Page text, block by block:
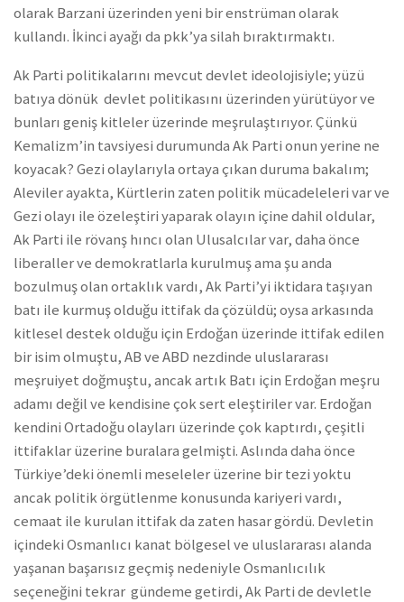
olarak Barzani üzerinden yeni bir enstrüman olarak
kullandı. İkinci ayağı da pkk’ya silah bıraktırmaktı.
Ak Parti politikalarını mevcut devlet ideolojisiyle; yüzü
batıya dönük devlet politikasını üzerinden yürütüyor ve
bunları geniş kitleler üzerinde meşrulaştırıyor. Çünkü
Kemalizm’in tavsiyesi durumunda Ak Parti onun yerine ne
koyacak? Gezi olaylarıyla ortaya çıkan duruma bakalım;
Aleviler ayakta, Kürtlerin zaten politik mücadeleleri var ve
Gezi olayı ile özeleştiri yaparak olayın içine dahil oldular,
Ak Parti ile rövanş hıncı olan Ulusalcılar var, daha önce
liberaller ve demokratlarla kurulmuş ama şu anda
bozulmuş olan ortaklık vardı, Ak Parti’yi iktidara taşıyan
batı ile kurmuş olduğu ittifak da çözüldü; oysa arkasında
kitlesel destek olduğu için Erdoğan üzerinde ittifak edilen
bir isim olmuştu, AB ve ABD nezdinde uluslararası
meşruiyet doğmuştu, ancak artık Batı için Erdoğan meşru
adamı değil ve kendisine çok sert eleştiriler var. Erdoğan
kendini Ortadoğu olayları üzerinde çok kaptırdı, çeşitli
ittifaklar üzerine buralara gelmişti. Aslında daha önce
Türkiye’deki önemli meseleler üzerine bir tezi yoktu
ancak politik örgütlenme konusunda kariyeri vardı,
cemaat ile kurulan ittifak da zaten hasar gördü. Devletin
içindeki Osmanlıcı kanat bölgesel ve uluslararası alanda
yaşanan başarısız geçmiş nedeniyle Osmanlıcılık
seçeneğini tekrar gündeme getirdi, Ak Parti de devletle